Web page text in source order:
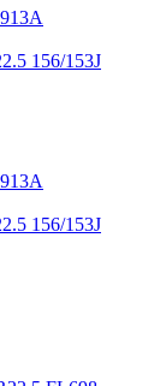
156/153J
156/153J